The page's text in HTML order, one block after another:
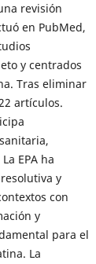
revisión
en PubMed,
y centrados
Tras eliminar
artículos.
EPA ha
y
con
y
para el
La